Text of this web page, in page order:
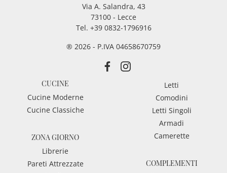
Via A. Salandra, 43
73100 - Lecce
Tel. +39 0832-1796916
® 2026 - P.IVA 04658670759
CUCINE
Cucine Moderne
Cucine Classiche
ZONA GIORNO
Librerie
Pareti Attrezzate
Letti
Comodini
Letti Singoli
Armadi
Camerette
COMPLEMENTI